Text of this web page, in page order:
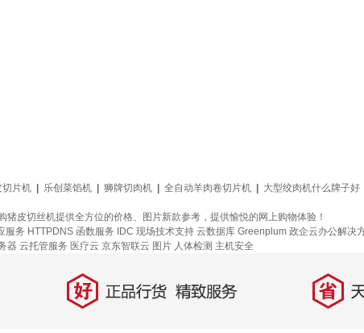
切片机 乐创菜馅机 狮牌切肉机 全自动羊肉卷切片机
大型绞肉机什么牌子好
皮切丝机提供全方位的价格、图片新款参考，提供愉悦的网上购物体验！
服务 HTTPDNS 函数服务 IDC 现场技术支持 云数据库 Greenplum 政企云办公解决
器 云托管服务 医疗云 京东智联云 图片 人体检测 主机安全
好 正品行货，精致服务 省 天